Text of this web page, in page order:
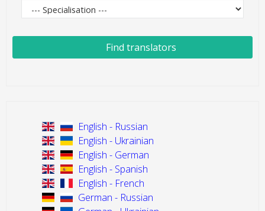
Find translators
English - Russian
English - Ukrainian
English - German
English - Spanish
English - French
German - Russian